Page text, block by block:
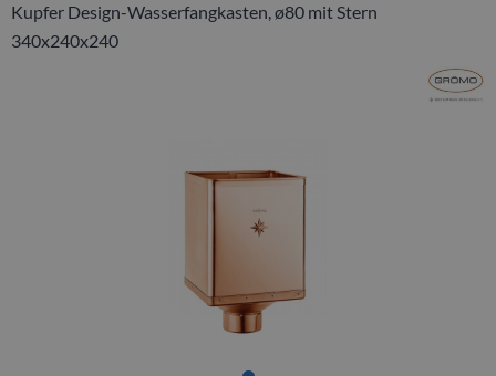
Kupfer Design-Wasserfangkasten, ø80 mit Stern
340x240x240